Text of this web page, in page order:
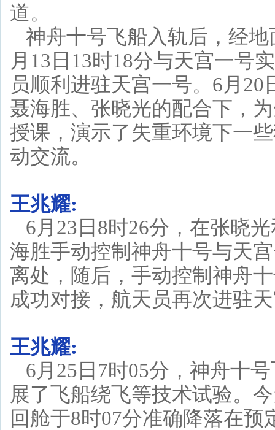
道。
神舟十号飞船入轨后，经
月13日13时18分与天宫一号
员顺利进驻天宫一号。6月
聂海胜、张晓光的配合下，
授课，演示了失重环境下一
动交流。
王兆耀:
6月23日8时26分，在张晓
海胜手动控制神舟十号与天
离处，随后，手动控制神舟
成功对接，航天员再次进驻
王兆耀:
6月25日7时05分，神舟十
展了飞船绕飞等技术试验。
回舱于8时07分准确降落在